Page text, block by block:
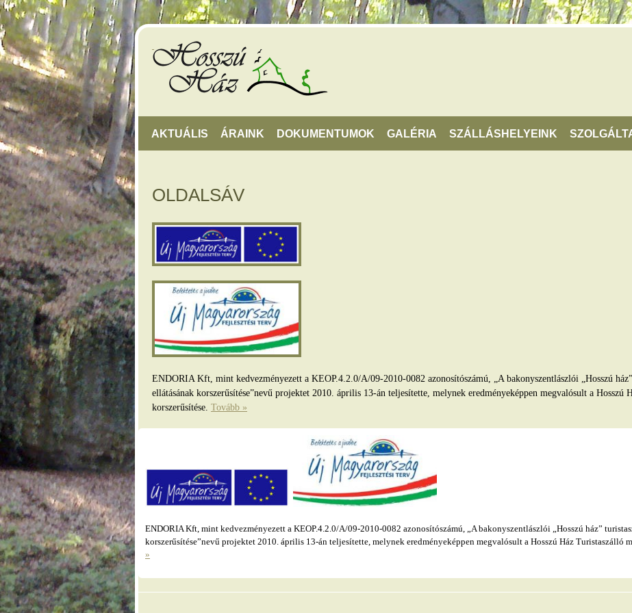
AKTUÁLIS ÁRAINK DOKUMENTUMOK GALÉRIA SZÁLLÁSHELYEINK
OLDALSÁV
ENDORIA Kft, mint kedvezményezett a KEOP.4.2.0/A/09-2010-0082 azonosítószámú, „A bakonyszentlászlói „Hosszú
ellátásának korszerűsítése”nevű projektet 2010. április 13-án teljesítette, melynek eredményeképpen megvalósult a Hosszú
korszerűsítése. Tovább »
ENDORIA Kft, mint kedvezményezett a KEOP.4.2.0/A/09-2010-0082 azonosítószámú, „A bakonyszentlászlói „Hosszú ház”
korszerűsítése”nevű projektet 2010. április 13-án teljesítette, melynek eredményeképpen megvalósult a Hosszú Ház Turistaszálló
»